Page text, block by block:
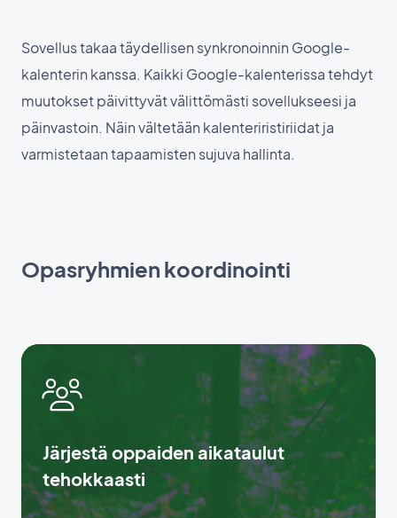
Sovellus takaa täydellisen synkronoinnin Google-
kalenterin kanssa. Kaikki Google-kalenterissa tehdyt
muutokset päivittyvät välittömästi sovellukseesi ja
päinvastoin. Näin vältetään kalenteriristiriidat ja
varmistetaan tapaamisten sujuva hallinta.
Opasryhmien koordinointi
Järjestä oppaiden aikataulut
tehokkaasti